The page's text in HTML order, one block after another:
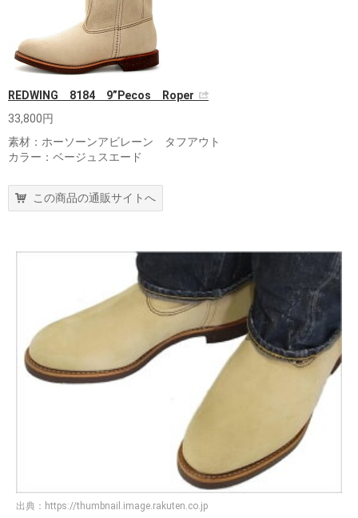
REDWING 8184 9”Pecos Roper
33,800円
素材：ホーソーンアビレーン タフアウト
カラー：ベージュスエード
この商品の通販サイトへ
出典： https://thumbnail.image.rakuten.co.jp